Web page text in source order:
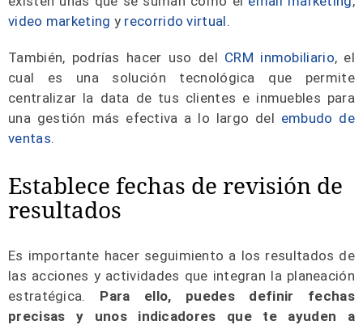
video marketing y recorrido virtual.
También, podrías hacer uso del CRM inmobiliario, el
cual es una solución tecnológica que permite
centralizar la data de tus clientes e inmuebles para
una gestión más efectiva a lo largo del embudo de
ventas.
Establece fechas de revisión de
resultados
Es importante hacer seguimiento a los resultados de
las acciones y actividades que integran la planeación
estratégica. Para ello, puedes definir fechas
precisas y unos indicadores que te ayuden a